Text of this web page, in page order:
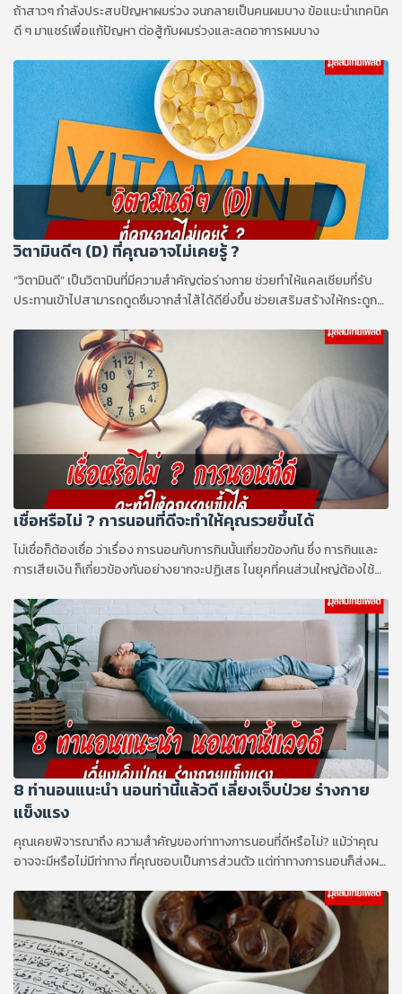
ถ้าสาวๆ กำลังประสบปัญหาผมร่วง จนกลายเป็นคนผมบาง ข้อแนะนำเทคนิค
ดี ๆ มาแชร์เพื่อแก้ปัญหา ต่อสู้กับผมร่วงและลดอาการผมบาง
วิตามินดีๆ (D) ที่คุณอาจไม่เคยรู้ ?
“วิตามินดี” เป็นวิตามินที่มีความสำคัญต่อร่างกาย ช่วยทำให้แคลเซียมที่รับ
ประทานเข้าไปสามารถดูดซึมจากสำไส้ได้ดียิ่งขึ้น ช่วยเสริมสร้างให้กระดูก
เชื่อหรือไม่ ? การนอนที่ดีจะทำให้คุณรวยขึ้นได้
ไม่เชื่อก็ต้องเชื่อ ว่าเรื่อง การนอนกับการกินนั้นเกี่ยวข้องกัน ซึ่ง การกินและ
การเสียเงิน ก็เกี่ยวข้องกันอย่างยากจะปฏิเสธ ในยุคที่คนส่วนใหญ่ต้องใช้
8 ท่านอนแนะนำ นอนท่านี้แล้วดี เลี่ยงเจ็บป่วย ร่างกาย
แข็งแรง
คุณเคยพิจารณาถึง ความสำคัญของท่าทางการนอนที่ดีหรือไม่? แม้ว่าคุณ
อาจจะมีหรือไม่มีท่าทาง ที่คุณชอบเป็นการส่วนตัว แต่ท่าทางการนอนก็ส่งผล